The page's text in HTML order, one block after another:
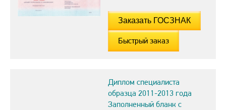
Быстрый заказ
Диплом специалиста
образца 2011-2013 года
Заполненный бланк с